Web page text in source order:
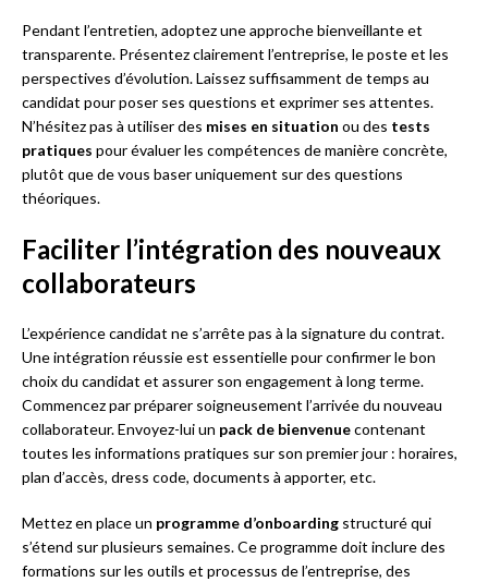
Pendant l’entretien, adoptez une approche bienveillante et
transparente. Présentez clairement l’entreprise, le poste et les
perspectives d’évolution. Laissez suffisamment de temps au
candidat pour poser ses questions et exprimer ses attentes.
N’hésitez pas à utiliser des mises en situation ou des tests
pratiques pour évaluer les compétences de manière concrète,
plutôt que de vous baser uniquement sur des questions
théoriques.
Faciliter l’intégration des nouveaux
collaborateurs
L’expérience candidat ne s’arrête pas à la signature du contrat.
Une intégration réussie est essentielle pour confirmer le bon
choix du candidat et assurer son engagement à long terme.
Commencez par préparer soigneusement l’arrivée du nouveau
collaborateur. Envoyez-lui un pack de bienvenuecontenant
toutes les informations pratiques sur son premier jour : horaires,
plan d’accès, dress code, documents à apporter, etc.
Mettez en place un programme d’onboarding structuré qui
s’étend sur plusieurs semaines. Ce programme doit inclure des
formations sur les outils et processus de l’entreprise, des